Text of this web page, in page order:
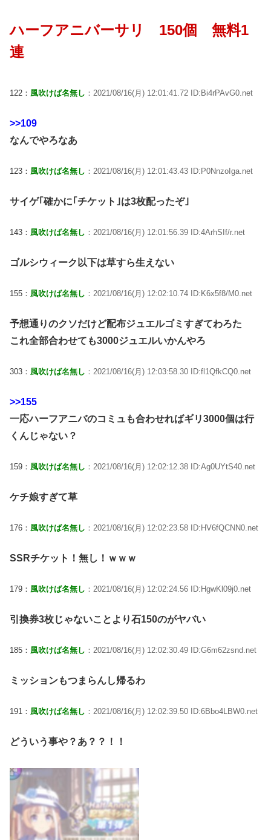
ハーフアニバーサリ 150個 無料1
連
122： 風吹けば名無し ：2021/08/16(月) 12:01:41.72 ID:Bi4rPAvG0.net
>>109
なんでやろなあ
123： 風吹けば名無し ：2021/08/16(月) 12:01:43.43 ID:P0NnzoIga.net
サイゲ｢確かに｢チケット｣は3枚配ったぞ｣
143： 風吹けば名無し ：2021/08/16(月) 12:01:56.39 ID:4ArhSIf/r.net
ゴルシウィーク以下は草すら生えない
155： 風吹けば名無し ：2021/08/16(月) 12:02:10.74 ID:K6x5f8/M0.net
予想通りのクソだけど配布ジュエルゴミすぎてわろた
これ全部合わせても3000ジュエルいかんやろ
303： 風吹けば名無し ：2021/08/16(月) 12:03:58.30 ID:fl1QfkCQ0.net
>>155
一応ハーフアニバのコミュも合わせればギリ3000個は行
くんじゃない？
159： 風吹けば名無し ：2021/08/16(月) 12:02:12.38 ID:Ag0UYtS40.net
ケチ娘すぎて草
176： 風吹けば名無し ：2021/08/16(月) 12:02:23.58 ID:HV6fQCNN0.net
SSRチケット！無し！ｗｗｗ
179： 風吹けば名無し ：2021/08/16(月) 12:02:24.56 ID:HgwKl09j0.net
引換券3枚じゃないことより石150のがヤバい
185： 風吹けば名無し ：2021/08/16(月) 12:02:30.49 ID:G6m62zsnd.net
ミッションもつまらんし帰るわ
191： 風吹けば名無し ：2021/08/16(月) 12:02:39.50 ID:6Bbo4LBW0.net
どういう事や？あ？？！！